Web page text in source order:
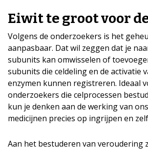
Eiwit te groot voor
Volgens de onderzoekers is het
aanpasbaar. Dat wil zeggen dat je
subunits kan omwisselen of
subunits die celdeling en de activatie
enzymen kunnen registreren. Ideaal
onderzoekers die celprocessen
kun je denken aan de werking van
medicijnen precies op ingrijpen en
Aan het bestuderen van veroudering